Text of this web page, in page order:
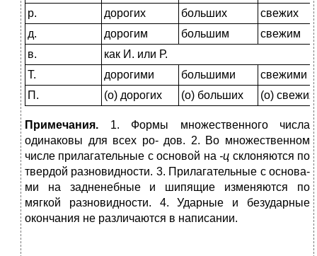
р.
дорогих больших
свежих
д.
дорогим большим
свежим
в.
как И. или Р.
Т.
дорогими большими
свежими
П.
(о) дорогих (о) больших (о) свежих
Примечания. 1. Формы множественного числа
одинаковы для всех ро- дов. 2. Во множественном
числе прилагательные с основой на -ц склоняются по
твердой разновидности. 3. Прилагательные с основа-
ми на задненебные и шипящие изменяются по
мягкой разновидности. 4. Ударные и безударные
окончания не различаются в написании.